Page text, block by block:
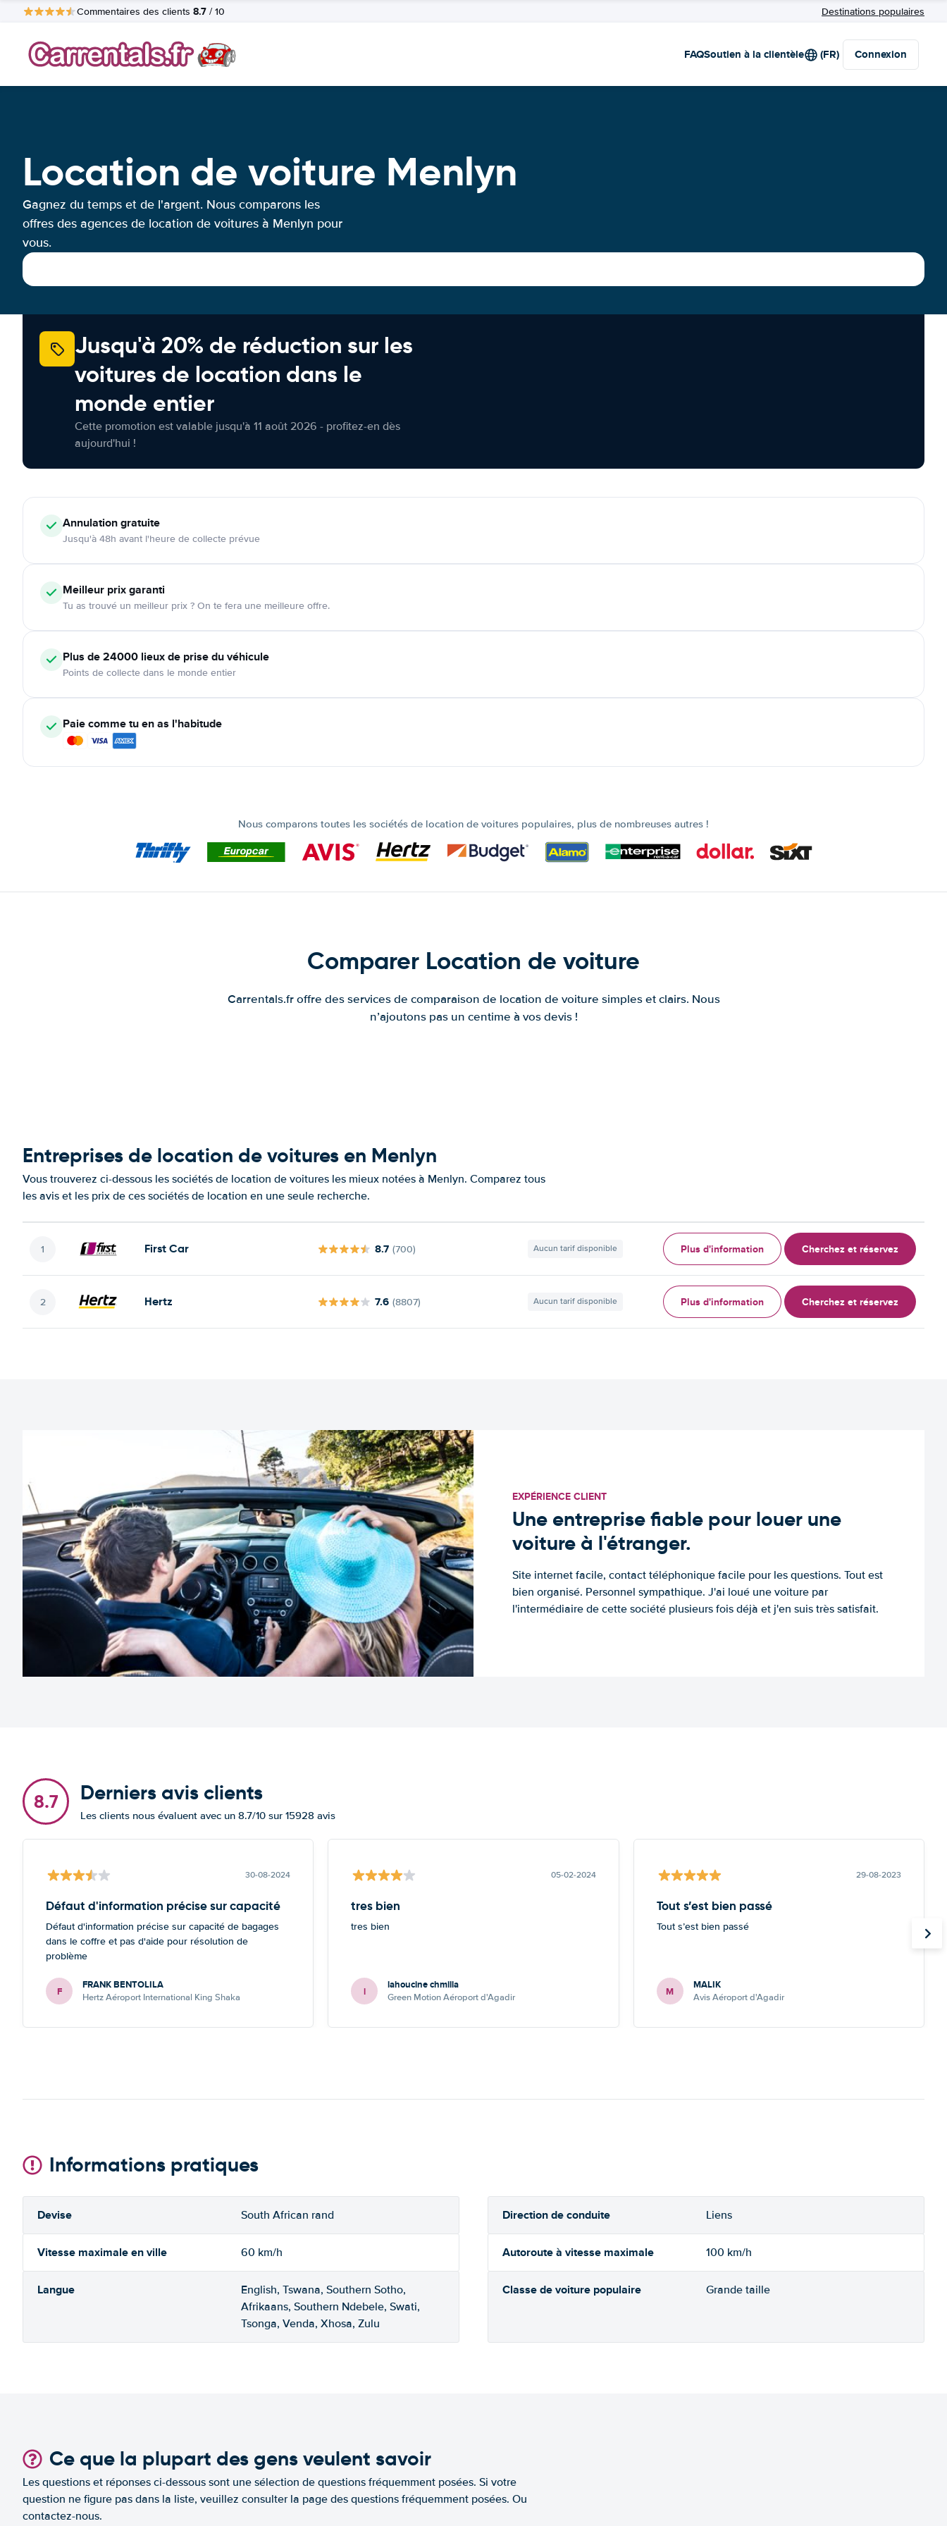
Commentaires des clients 8.7 / 10 Destinations populaires
FAQSoutien à la clientèle (FR) Connexion
Location de voiture Menlyn
Gagnez du temps et de l'argent. Nous comparons les
offres des agences de location de voitures à Menlyn pour
vous.
Jusqu'à 20% de réduction sur les
voitures de location dans le
monde entier
Cette promotion est valable jusqu'à 11 août 2026 - profitez-en dès
aujourd'hui !
Annulationgratuite
Jusqu'à 48h avant l'heure de collecte prévue
Meilleur prix garanti
Tu as trouvé un meilleur prix ? On te fera une meilleure offre.
Plus de 24000 lieux de prise du véhicule
Points de collecte dans le monde entier
Paie comme tu en as l'habitude
Nous comparons toutes les sociétés de location de voitures populaires, plus de nombreuses autres !
Comparer Location de voiture
Carrentals.fr offre des services de comparaison de location de voiture simples et clairs. Nous
n’ajoutons pas un centime à vos devis !
Entreprises de location de voitures en Menlyn
Vous trouverez ci-dessous les sociétés de location de voitures les mieux notées à Menlyn. Comparez tous
les avis et les prix de ces sociétés de location en une seule recherche.
First Car 8.7 (700) Aucun tarif disponible Plus d'information Cherchez et réservez
Hertz 7.6 (8807) Aucun tarif disponible Plus d'information Cherchez et réservez
EXPÉRIENCE CLIENT
Une entreprise fiable pour louer une
voiture à l'étranger.
Site internet facile, contact téléphonique facile pour les questions. Tout est
bien organisé. Personnel sympathique. J'ai loué une voiture par
l'intermédiaire de cette société plusieurs fois déjà et j'en suis très satisfait.
8.7 Derniers avis clients
Les clients nous évaluent avec un 8.7/10 sur 15928 avis
30-08-2024
Défaut d'information précise sur capacité
Défaut d'information précise sur capacité de bagages
dans le coffre et pas d'aide pour résolution de
problème
F FRANK BENTOLILA
Hertz Aéroport International King Shaka
05-02-2024
tres bien
tres bien
l lahoucine chmilla
Green Motion Aéroport d'Agadir
29-08-2023
Tout s’est bien passé
Tout s’est bien passé
M MALIK
Avis Aéroport d'Agadir
Informations pratiques
Devise South African rand Direction de conduite Liens
Vitesse maximale en ville 60 km/h Autoroute à vitesse maximale 100 km/h
Langue
English, Tswana, Southern Sotho,
Afrikaans, Southern Ndebele, Swati,
Tsonga, Venda, Xhosa, Zulu
Classe de voiture populaire Grande taille
Ce que la plupart des gens veulent savoir
Les questions et réponses ci-dessous sont une sélection de questions fréquemment posées. Si votre
question ne figure pas dans la liste, veuillez consulter la page des questions fréquemment posées. Ou
contactez-nous.